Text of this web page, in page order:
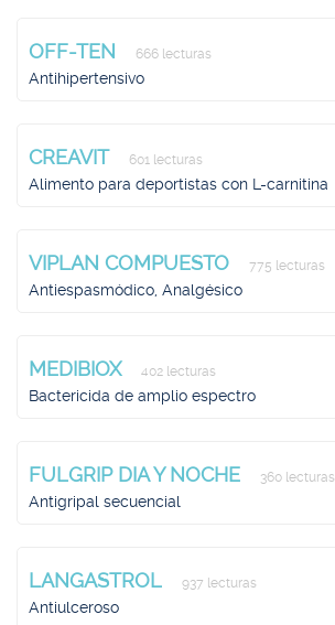
OFF-TEN 666 lecturas
Antihipertensivo
CREAVIT 601 lecturas
Alimento para deportistas con L-carnitina
VIPLAN COMPUESTO 775 lecturas
Antiespasmódico, Analgésico
MEDIBIOX 402 lecturas
Bactericida de amplio espectro
FULGRIP DIA Y NOCHE 360 lecturas
Antigripal secuencial
LANGASTROL 937 lecturas
Antiulceroso